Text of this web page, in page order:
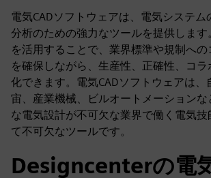
電気CADソフトウェアは、電気システム
分析のための強力なツールを提供しま
を活用することで、業界標準や規制へ
を確保しながら、生産性、正確性、コ
化できます。電気CADソフトウェアは、
宙、産業機械、ビルオートメーション
な電気設計が不可欠な業界で働く電気技
て不可欠なツールです。
Designcenterの電